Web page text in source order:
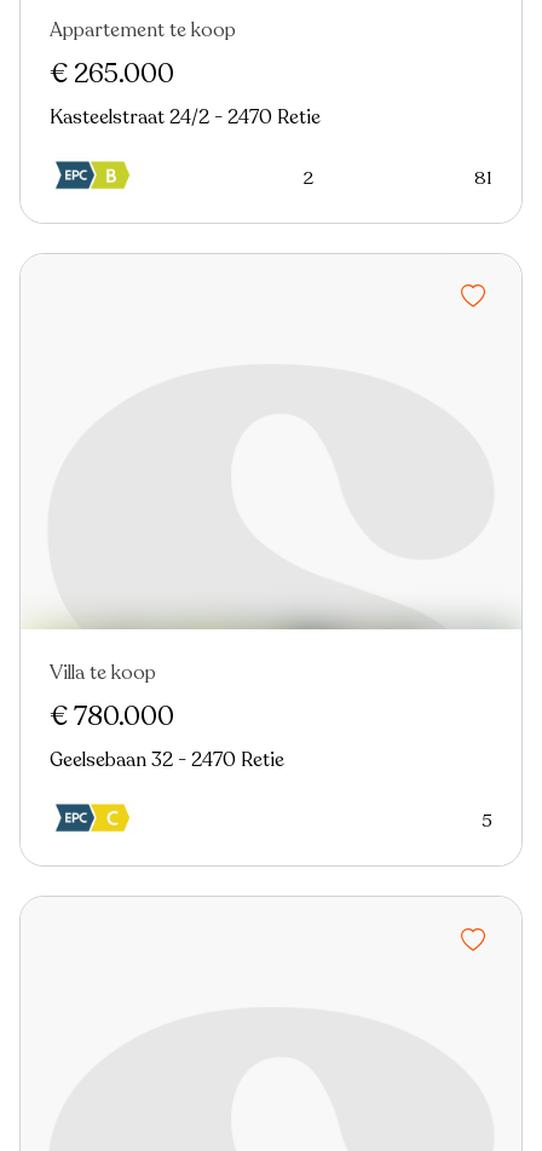
Nieuw
Appartement te koop
€ 265.000
Kasteelstraat 24/2 - 2470 Retie
2 81
Villa te koop
€ 780.000
Geelsebaan 32 - 2470 Retie
5